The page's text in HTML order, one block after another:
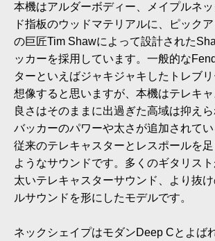
本機はアルダーボディー、メイプルネ
ド指板のウッドマテリアルに、ピック
の巨匠Tim Shawによって設計された
ッカーを採用しています。一般的な
ターといえばジャキジャキしたトレブ
想像すると思いますが、本機はテレキ
良さはそのままに出過ぎた高域は抑え
バッカーのパワーや太さが追加されて
従来のテレキャスターとレスポールを
ようなサウンドです。多くのギタリス
太いテレキャスターサウンド、より抜
ルサウンドを形にしたモデルです。
ネックシェイプはモダンDeep Cとよば